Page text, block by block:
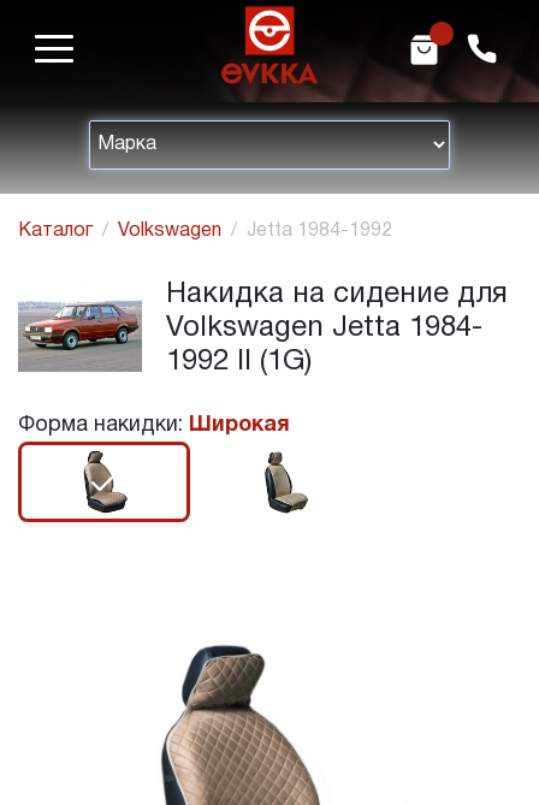
h m
Каталог Volkswagen Jetta 1984-1992
Накидка на сидение для
Volkswagen Jetta 1984-
1992 II (1G)
Форма накидки: Широкая
r